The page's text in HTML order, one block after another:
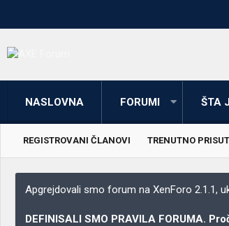
NASLOVNA FORUMI ŠTA
REGISTROVANI ČLANOVI TRENUTNO
Apgrejdovali smo forum na XenForo 2.1.1,
DEFINISALI SMO PRAVILA FORUMA.